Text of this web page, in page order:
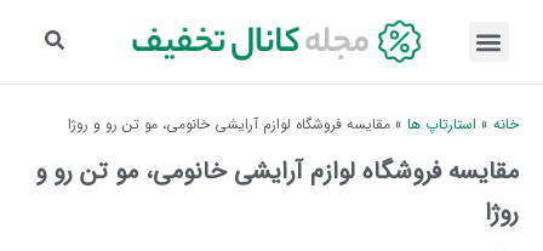
خانه » استارتاپ ها » مقایسه فروشگاه لوازم آرایشی خانومی، مو تن رو و روژا
مقایسه فروشگاه لوازم آرایشی خانومی، مو تن رو و
روژا